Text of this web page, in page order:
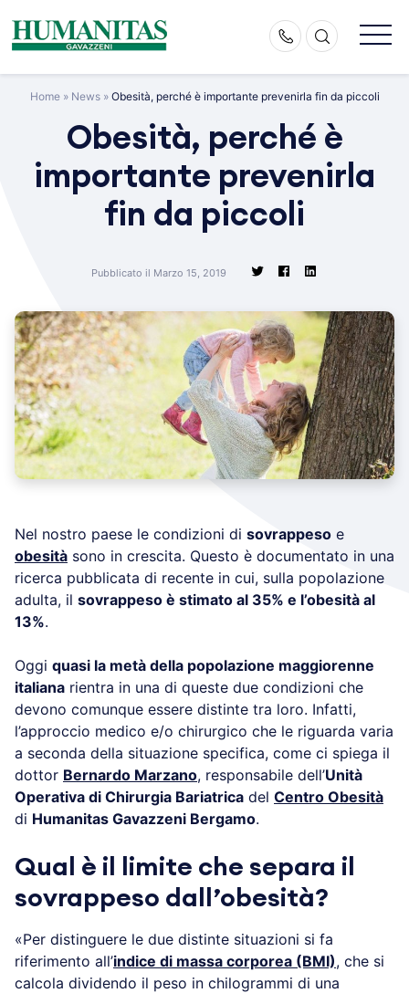
content
Home» News» Obesità, perché è importante prevenirla fin da piccoli
Obesità, perché è
importante prevenirla
fin da piccoli
Pubblicato il Marzo 15, 2019
Nel nostro paese le condizioni di sovrappeso e
obesità sono in crescita. Questo è documentato in una
ricerca pubblicata di recente in cui, sulla popolazione
adulta, il sovrappeso è stimato al 35% e l’obesità al
13%.
Oggi quasi la metà della popolazione maggiorenne
italiana rientra in una di queste due condizioni che
devono comunque essere distinte tra loro. Infatti,
l’approccio medico e/o chirurgico che le riguarda varia
a seconda della situazione specifica, come ci spiega il
dottor Bernardo Marzano, responsabile dell’Unità
Operativa di Chirurgia Bariatrica del Centro Obesità
di Humanitas Gavazzeni Bergamo.
Qual è il limite che separa il
sovrappeso dall’obesità?
«Per distinguere le due distinte situazioni si fa
riferimento all’indice di massa corporea (BMI), che si
calcola dividendo il peso in chilogrammi di una